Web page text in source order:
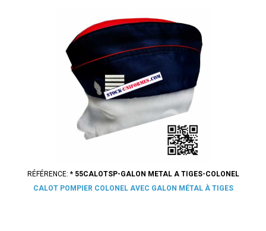
RÉFÉRENCE: * 55CALOTSP-GALON METAL A TIGES-COLONEL
CALOT POMPIER COLONEL AVEC GALON MÉTAL À TIGES